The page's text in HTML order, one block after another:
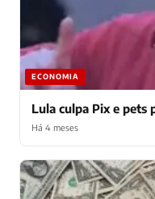
ECONOMIA
Lula culpa Pix e
Há 4 meses